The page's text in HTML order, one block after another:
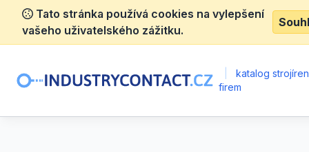
Tato stránka používá cookies na vylepšení
vašeho uživatelského zážitku.
katalog
firem